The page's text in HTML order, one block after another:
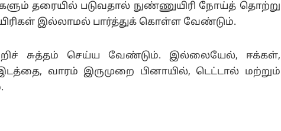
தரையில் படுவதால் நுண்ணுயிரி நோய்த் தொற்று
இல்லாமல் பார்த்துக் கொள்ள வேண்டும்.
சுத்தம் செய்ய வேண்டும். இல்லையேல், ஈக்கள்,
வாரம் இருமுறை பினாயில், டெட்டால் மற்றும்